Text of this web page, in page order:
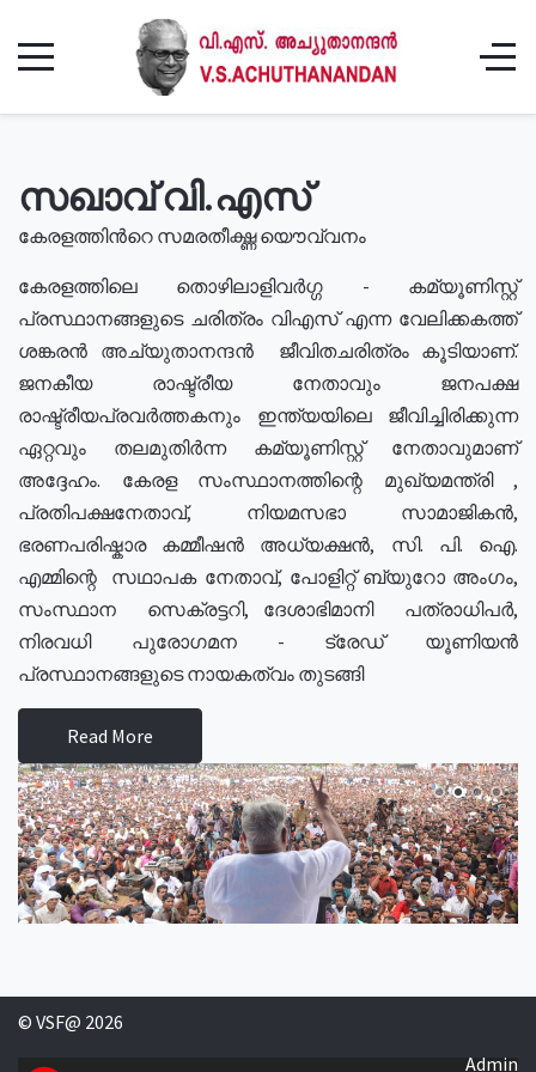
സഖാവ് വി.എസ്
കേരളത്തിൻറെ സമരതീക്ഷ്ണ യൌവ്വനം
കേരളത്തിലെ തൊഴിലാളിവർഗ്ഗ - കമ്യൂണിസ്റ്റ്
പ്രസ്ഥാനങ്ങളുടെ ചരിത്രം വിഎസ് എന്ന വേലിക്കകത്ത്
ശങ്കരൻ അച്യുതാനന്ദൻ ജീവിതചരിത്രം കൂടിയാണ്.
ജനകീയ രാഷ്ട്രീയ നേതാവും ജനപക്ഷ
രാഷ്ട്രീയപ്രവർത്തകനും ഇന്ത്യയിലെ ജീവിച്ചിരിക്കുന്ന
ഏറ്റവും തലമുതിർന്ന കമ്യൂണിസ്റ്റ് നേതാവുമാണ്
അദ്ദേഹം. കേരള സംസ്ഥാനത്തിന്റെ മുഖ്യമന്ത്രി ,
പ്രതിപക്ഷനേതാവ്, നിയമസഭാ സാമാജികൻ,
ഭരണപരിഷ്കാര കമ്മീഷൻ അധ്യക്ഷൻ, സി. പി. ഐ.
എമ്മിന്റെ സഥാപക നേതാവ്, പോളിറ്റ് ബ്യുറോ അംഗം,
സംസ്ഥാന സെക്രട്ടറി, ദേശാഭിമാനി പത്രാധിപർ,
നിരവധി പുരോഗമന - ട്രേഡ് യൂണിയൻ
പ്രസ്ഥാനങ്ങളുടെ നായകത്വം തുടങ്ങി
Read More
© VSF@ 2026
Admin